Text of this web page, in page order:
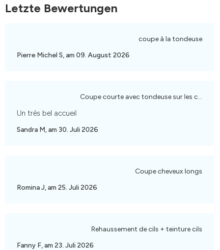
Letzte Bewertungen
coupe à la tondeuse
Pierre Michel S, am 09. August 2026
Coupe courte avec tondeuse sur les cotés
Un très bel accueil
Sandra M, am 30. Juli 2026
Coupe cheveux longs
Romina J, am 25. Juli 2026
Rehaussement de cils + teinture cils
Fanny F, am 23. Juli 2026